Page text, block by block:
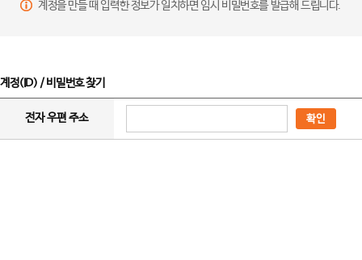
계정을 만들 때 입력한 정보가 일치하면 임시 비밀번호를 발급해 드립니다.
계정(ID) / 비밀번호 찾기
전자 우편 주소 확인